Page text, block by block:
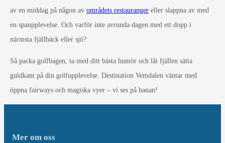
av en middag på någon av områdets restauranger eller slappna av med
en spaupplevelse. Och varför inte avrunda dagen med ett dopp i
närmsta fjällbäck eller sjö?
Så packa golfbagen, ta med ditt bästa humör och låt fjällen sätta
guldkant på din golfupplevelse. Destination Vemdalen väntar med
öppna fairways och magiska vyer – vi ses på banan!
Mer om oss